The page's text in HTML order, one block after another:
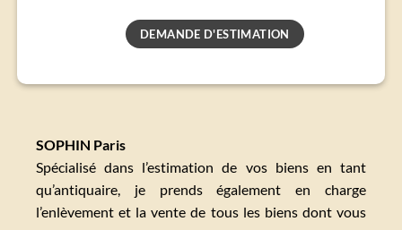
DEMANDE D'ESTIMATION
SOPHIN Paris
Spécialisé dans l’estimation de vos biens en tant
qu’antiquaire, je prends également en charge
l’enlèvement et la vente de tous les biens dont vous